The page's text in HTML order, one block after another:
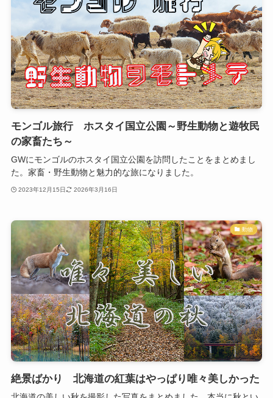
モンゴル旅行 ホスタイ国立公園～野生動物と遊牧民
の家畜たち～
GWにモンゴルのホスタイ国立公園を訪問したことをまとめまし
た。家畜・野生動物と魅力的な旅になりました。
2023年12月15日 2026年3月16日
動物
絶景ばかり 北海道の紅葉はやっぱり唯々美しかった